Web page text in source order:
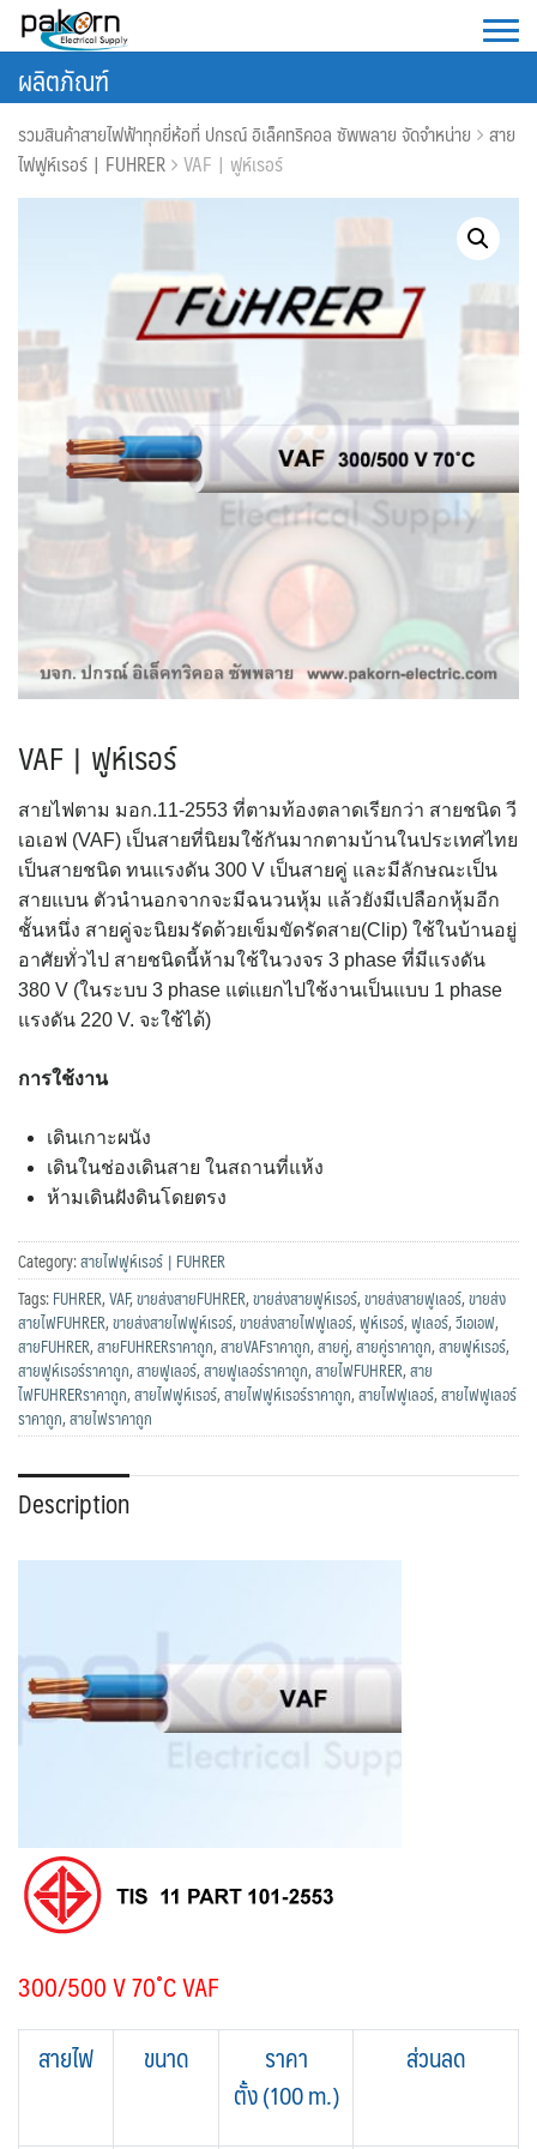
Skip
content
ผลิตภัณฑ์
รวมสินค้าสายไฟฟ้าทุกยี่ห้อที่ ปกรณ์ อิเล็คทริคอล ซัพพลาย จัดจำหน่าย สาย
ไฟฟูห์เรอร์ | FUHRER VAF | ฟูห์เรอร์
VAF | ฟูห์เรอร์
สายไฟตาม มอก.11-2553 ที่ตามท้องตลาดเรียกว่า สายชนิด วี
เอเอฟ (VAF) เป็นสายที่นิยมใช้กันมากตามบ้านในประเทศไทย
เป็นสายชนิด ทนแรงดัน 300 V เป็นสายคู่ และมีลักษณะเป็น
สายแบน ตัวนำนอกจากจะมีฉนวนหุ้ม แล้วยังมีเปลือกหุ้มอีก
ชั้นหนึ่ง สายคู่จะนิยมรัดด้วยเข็มขัดรัดสาย(Clip) ใช้ในบ้านอยู่
อาศัยทั่วไป สายชนิดนี้ห้ามใช้ในวงจร 3 phase ที่มีแรงดัน
380 V (ในระบบ 3 phase แต่แยกไปใช้งานเป็นแบบ 1 phase
แรงดัน 220 V. จะใช้ได้)
การใช้งาน
เดินเกาะผนัง
เดินในช่องเดินสาย ในสถานที่แห้ง
ห้ามเดินฝังดินโดยตรง
Category:สายไฟฟูห์เรอร์ | FUHRER
Tags:FUHRER,VAF,ขายส่งสายFUHRER,ขายส่งสายฟูห์เรอร์,ขายส่งสายฟูเลอร์,ขายส่ง
สายไฟFUHRER,ขายส่งสายไฟฟูห์เรอร์,ขายส่งสายไฟฟูเลอร์,ฟูห์เรอร์,ฟูเลอร์,วีเอเอฟ,
สายFUHRER,สายFUHRERราคาถูก,สายVAFราคาถูก,สายคู่,สายคู่ราคาถูก,สายฟูห์เรอร์,
สายฟูห์เรอร์ราคาถูก,สายฟูเลอร์,สายฟูเลอร์ราคาถูก,สายไฟFUHRER,สาย
ไฟFUHRERราคาถูก,สายไฟฟูห์เรอร์,สายไฟฟูห์เรอร์ราคาถูก,สายไฟฟูเลอร์,สายไฟฟูเลอร์
ราคาถูก,สายไฟราคาถูก
Description
300/500 V 70˚C VAF
สายไฟ ขนาด
ราคา
ตั้ง(100 m.)
ส่วนลด